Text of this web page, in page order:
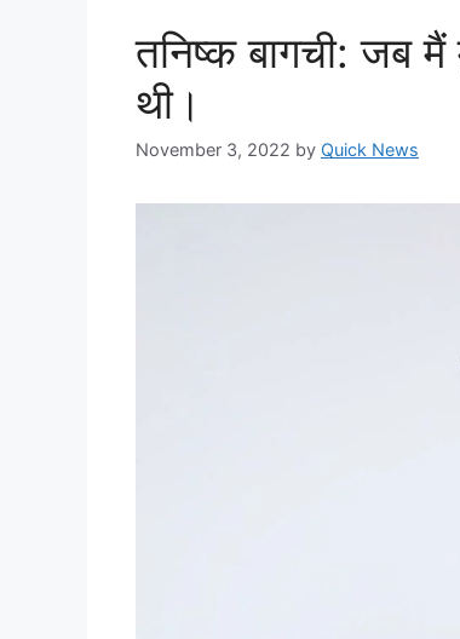
तनिष्क बागची: जब
थी।
November 3, 2022 by Quick News